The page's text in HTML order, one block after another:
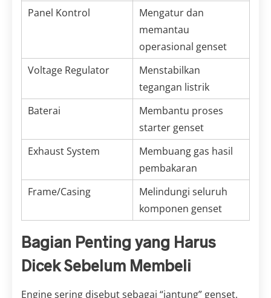
Panel Kontrol
Mengatur dan
memantau
operasional genset
Voltage Regulator
Menstabilkan
tegangan listrik
Baterai
Membantu proses
starter genset
Exhaust System
Membuang gas hasil
pembakaran
Frame/Casing
Melindungi seluruh
komponen genset
Bagian Penting yang Harus
Dicek Sebelum Membeli
Engine sering disebut sebagai “jantung” genset.